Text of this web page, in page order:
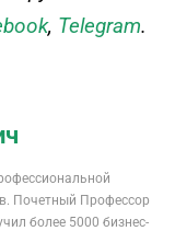
, Telegram.
Почетный Профессор
более 5000 бизнес-